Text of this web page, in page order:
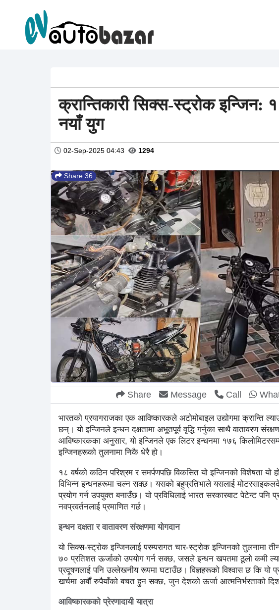
क्रान्तिकारी सिक्स-स्ट्रोक इन्जिन:
नयाँ युग
02-Sep-2025 04:43 1294
Share 36
Share Message Call
भारतको प्रयागराजका एक आविष्कारकले अटोमोबाइल उद्योगमा क्रान्ति
छन्। यो इन्जिनले इन्धन दक्षतामा अभूतपूर्व वृद्धि गर्नुका साथै वातावरण
आविष्कारकका अनुसार, यो इन्जिनले एक लिटर इन्धनमा १७६
इन्जिनहरूको तुलनामा निकै धेरै हो।
१८ वर्षको कठिन परिश्रम र समर्पणपछि विकसित यो इन्जिनको विशेषता
विभिन्न इन्धनहरूमा चल्न सक्छ। यसको बहुप्रतिभाले यसलाई
प्रयोग गर्न उपयुक्त बनाउँछ। यो प्रविधिलाई भारत सरकारबाट पेटेन्ट
नवप्रवर्तनलाई प्रमाणित गर्छ।
इन्धन दक्षता र वातावरण संरक्षणमा योगदान
यो सिक्स-स्ट्रोक इन्जिनलाई परम्परागत चार-स्ट्रोक इन्जिनको तुलनामा
७० प्रतिशत ऊर्जाको उपयोग गर्न सक्छ, जसले इन्धन खपतमा ठूलो कमी
प्रदूषणलाई पनि उल्लेखनीय रूपमा घटाउँछ। विज्ञहरूको विश्वास छ कि यो
खर्चमा अर्बौं रुपैयाँको बचत हुन सक्छ, जुन देशको ऊर्जा आत्मनिर्भरताको
आविष्कारकको प्रेरणादायी यात्रा